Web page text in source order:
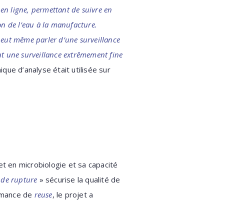
ligne, permettant de suivre en
de l’eau à la manufacture.
même parler d’une surveillance
une surveillance extrêmement fine
d’analyse était utilisée sur
en microbiologie et sa capacité
rupture » sécurise la qualité de
de reuse, le projet a